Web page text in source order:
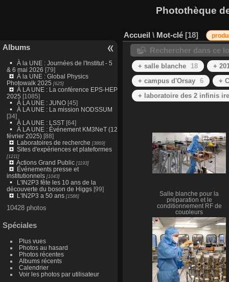
Photothèque
Albums
À la UNE : Journées de l'Institut - 5
& 6 mai 2026 [79]
À la UNE : Global Physics
Photowalk 2025 [625]
À LA UNE : La conférence EPS-HEP
2025 [1085]
À LA UNE : JUNO [45]
À LA UNE : La mission NODSSUM
[34]
À LA UNE : LSST[64]
À LA UNE : Événement KM3NeT (12
février 2025)[88]
Laboratoires de recherche [3869]
Sites d'expériences et plateformes
[1211]
Actions Grand Public[1193]
Événements presse et
institutionnels[1043]
L'IN2P3 fête les 10 ans de la
découverte du boson de Higgs[99]
L'IN2P3 a 50 ans[1586]
10428 photos
Spéciales
Plus vues
Photos au hasard
Photos récentes
Albums récents
Calendrier
Voir les photos par utilisateur
Accueil \ Mot-clé 18
Rechercher dans ce
+ salle blanche 18
+
+ campus d'Orsay 6
+
+ laboratoire des 2 infinis
Salle blanche pour la
préparation et le
conditionnement RF de
coupleurs